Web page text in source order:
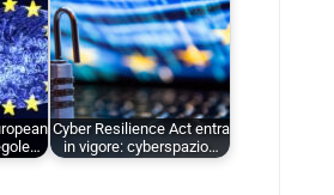
Cyber Resilience Act entra
in vigore: cyberspazio…